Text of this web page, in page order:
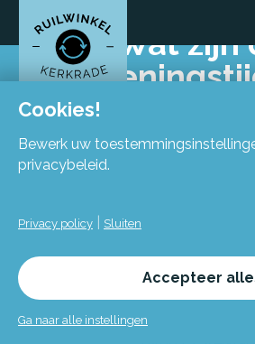
Wat zijn
Flexiforum
Spekhofstraat
(bij binnenkomst grote
Cookies!
Bewerk uw
privacybeleid.
Privacy policy Sluiten
Accepteer
Ga naar alle instellingen